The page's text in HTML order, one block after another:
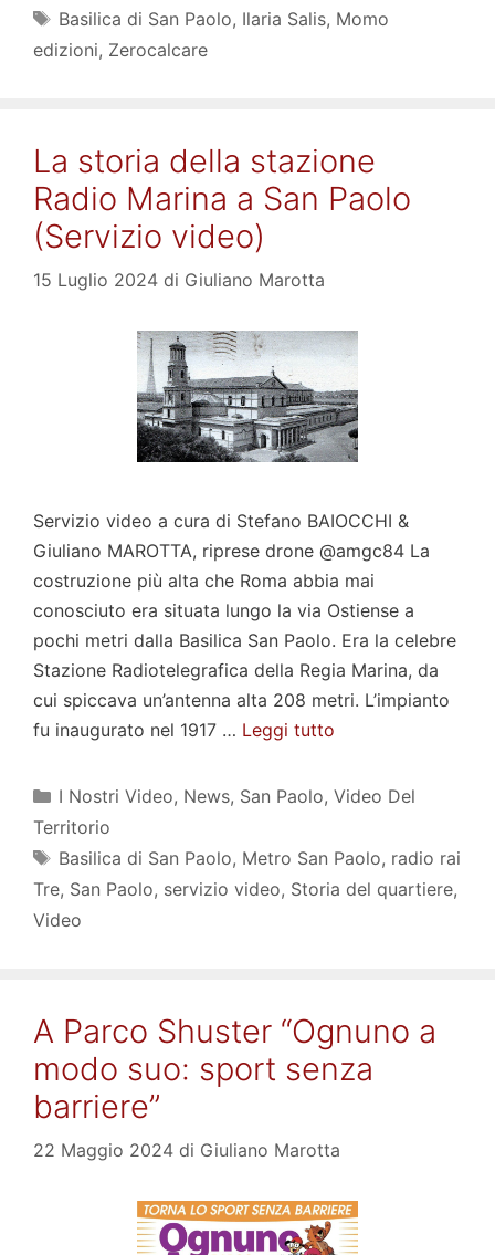
Tag
Basilica di San Paolo, Ilaria Salis, Momo
edizioni, Zerocalcare
La storia della stazione
Radio Marina a San Paolo
(Servizio video)
15 Luglio 2024 di Giuliano Marotta
Servizio video a cura di Stefano BAIOCCHI &
Giuliano MAROTTA, riprese drone @amgc84 La
costruzione più alta che Roma abbia mai
conosciuto era situata lungo la via Ostiense a
pochi metri dalla Basilica San Paolo. Era la celebre
Stazione Radiotelegrafica della Regia Marina, da
cui spiccava un’antenna alta 208 metri. L’impianto
fu inaugurato nel 1917 … Leggi tutto
Categorie
I Nostri Video, News, San Paolo, Video Del
Territorio
Tag
Basilica di San Paolo, Metro San Paolo, radio rai
Tre, San Paolo, servizio video, Storia del quartiere,
Video
A Parco Shuster “Ognuno a
modo suo: sport senza
barriere”
22 Maggio 2024 di Giuliano Marotta